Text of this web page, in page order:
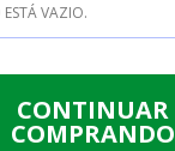
ESTÁ VAZIO.
CONTINUAR
COMPRANDO